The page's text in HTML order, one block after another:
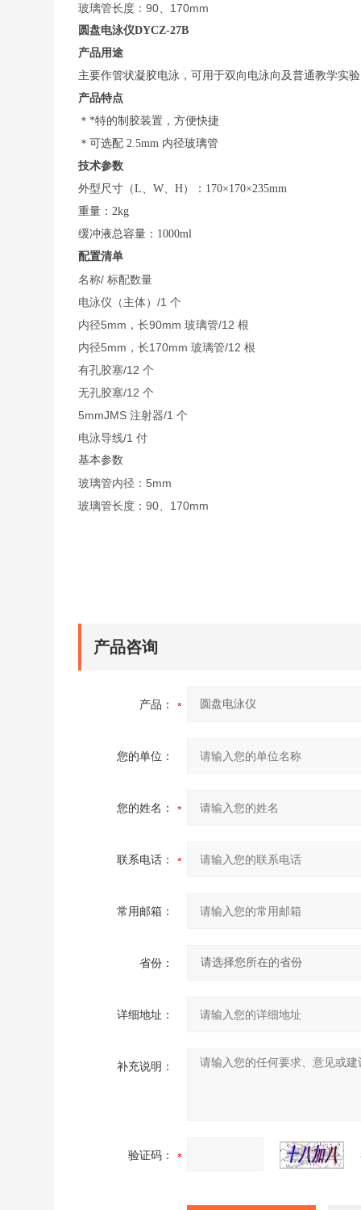
玻璃管长度：90、170mm
圆盘电泳仪DYCZ-27B
产品用途
主要作管状凝胶电泳，可用于双向电泳向及普通教学实验
产品特点
＊*特的制胶装置，方便快捷
＊可选配 2.5mm 内径玻璃管
技术参数
外型尺寸（L、W、H）：170×170×235mm
重量：2kg
缓冲液总容量：1000ml
配置清单
名称/ 标配数量
电泳仪（主体）/1 个
内径5mm，长90mm 玻璃管/12 根
内径5mm，长170mm 玻璃管/12 根
有孔胶塞/12 个
无孔胶塞/12 个
5mmJMS 注射器/1 个
电泳导线/1 付
基本参数
玻璃管内径：5mm
玻璃管长度：90、170mm
产品咨询
产品：
您的单位：
您的姓名：
联系电话：
常用邮箱：
省份：
详细地址：
补充说明：
验证码：